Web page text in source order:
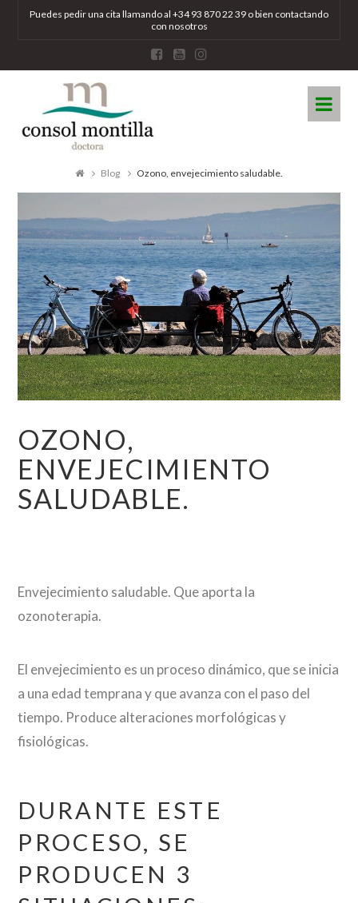
Puedes pedir una cita llamando al +34 93 870 22 39 o bien contactando
con nosotros
DOCTORA
CONSOL
MONTILLA
Blog Ozono, envejecimiento saludable.
OZONO,
ENVEJECIMIENTO
SALUDABLE.
Envejecimiento saludable. Que aporta la
ozonoterapia.
El envejecimiento es un proceso dinámico, que se inicia
a una edad temprana y que avanza con el paso del
tiempo. Produce alteraciones morfológicas y
fisiológicas.
DURANTE ESTE
PROCESO, SE
PRODUCEN 3